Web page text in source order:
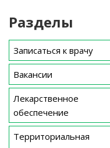
Разделы
Записаться к врачу
Вакансии
Лекарственное
обеспечение
Территориальная